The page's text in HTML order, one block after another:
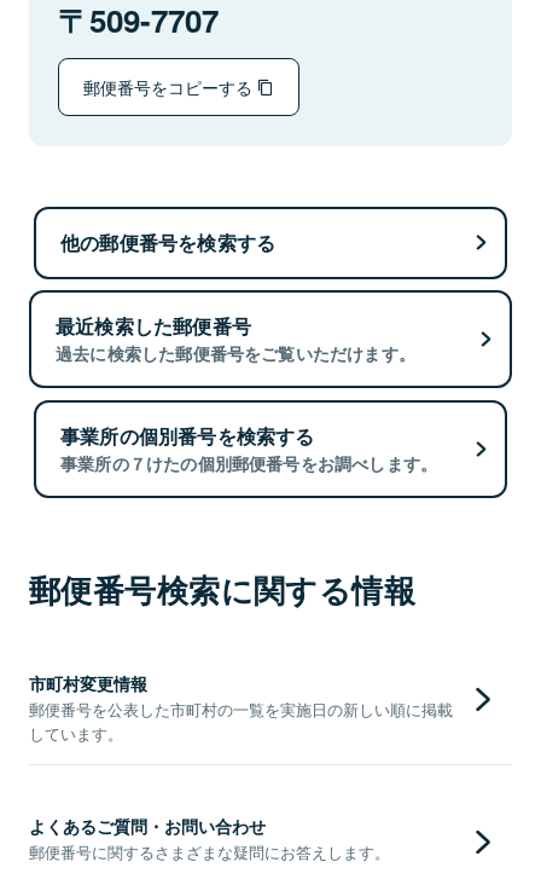
509-7707
郵便番号をコピーする
他の郵便番号を検索する
最近検索した郵便番号
過去に検索した郵便番号をご覧いただけます。
事業所の個別番号を検索する
事業所の７けたの個別郵便番号をお調べします。
郵便番号検索に関する情報
市町村変更情報
郵便番号を公表した市町村の一覧を実施日の新しい順に掲載
しています。
よくあるご質問・お問い合わせ
郵便番号に関するさまざまな疑問にお答えします。